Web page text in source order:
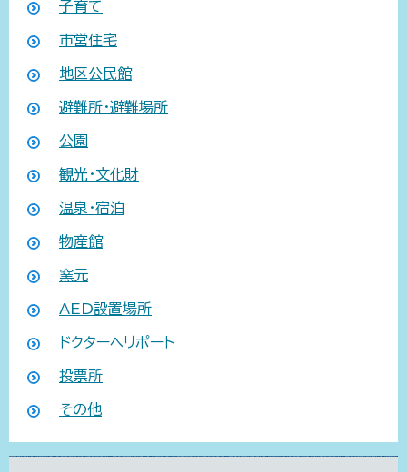
子育て
市営住宅
地区公民館
避難所・避難場所
公園
観光・文化財
温泉・宿泊
物産館
窯元
AED設置場所
ドクターヘリポート
投票所
その他